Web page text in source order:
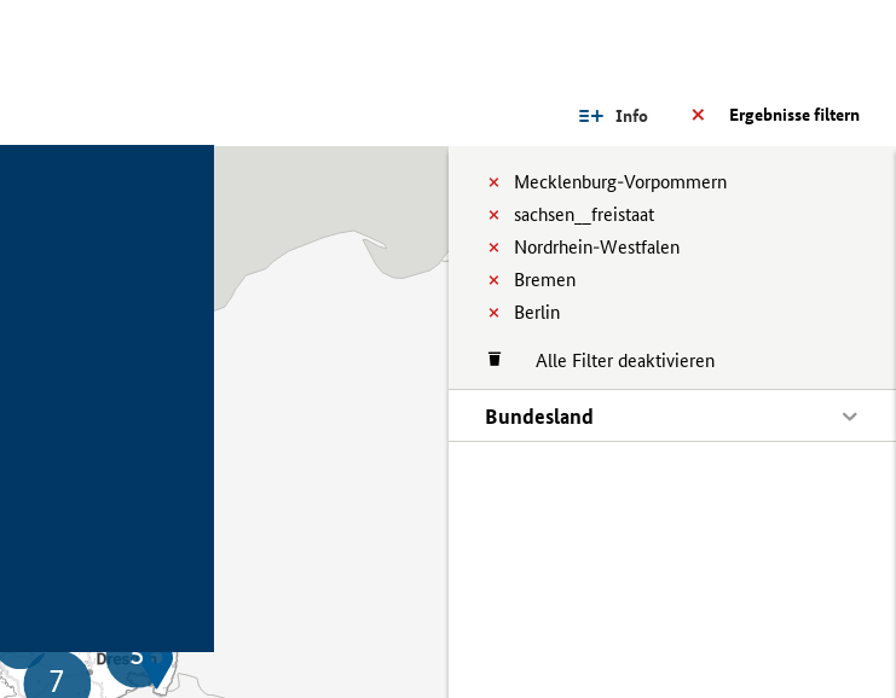
Ergebnisse filtern
Info
Mecklenburg-Vorpommern
sachsen__freistaat
Nordrhein-Westfalen
Bremen
Berlin
Alle Filter deaktivieren
Bundesland